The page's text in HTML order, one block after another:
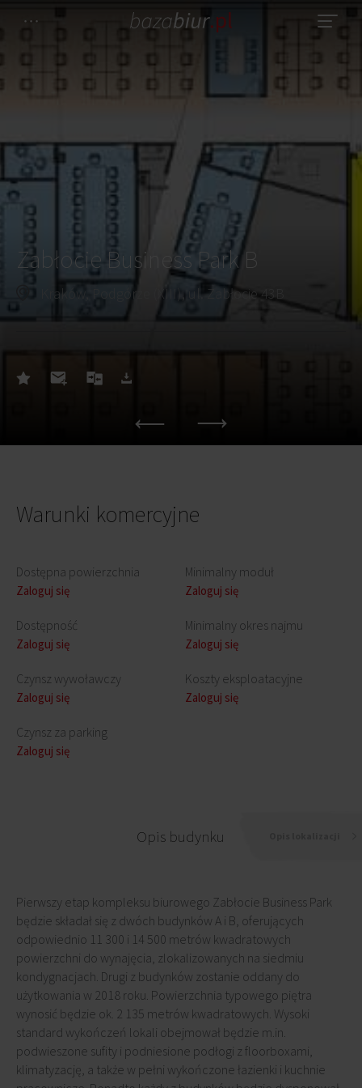
Zabłocie Business Park B
Kraków, Podgórze (XIII), ul. Zabłocie 43B
Warunki komercyjne
Dostępna powierzchnia
Zaloguj się
Dostępność
Zaloguj się
Czynsz wywoławczy
Zaloguj się
Czynsz za parking
Zaloguj się
Minimalny moduł
Zaloguj się
Minimalny okres najmu
Zaloguj się
Koszty eksploatacyjne
Zaloguj się
Opis budynku
Pierwszy etap kompleksu biurowego Zabłocie Business Park
będzie składał się z dwóch budynków A i B, oferujących
odpowiednio 11 300 i 14 500 metrów kwadratowych
powierzchni do wynajęcia, zlokalizowanych na siedmiu
kondygnacjach. Drugi z budynków zostanie oddany do
użytkowania w 2018 roku. Powierzchnia typowego piętra
wynosić będzie ok. 2 135 metrów kwadratowych. Wysoki
standard wykończeń lokali obejmował będzie m.in.
podwieszone sufity i podniesione podłogi z floorboxami,
klimatyzację, a także w pełni wykończone łazienki i kuchnie